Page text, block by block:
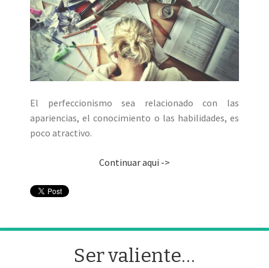
El perfeccionismo sea relacionado con las
apariencias, el conocimiento o las habilidades, es
poco atractivo.
Continuar aqui ->
Ser valiente…